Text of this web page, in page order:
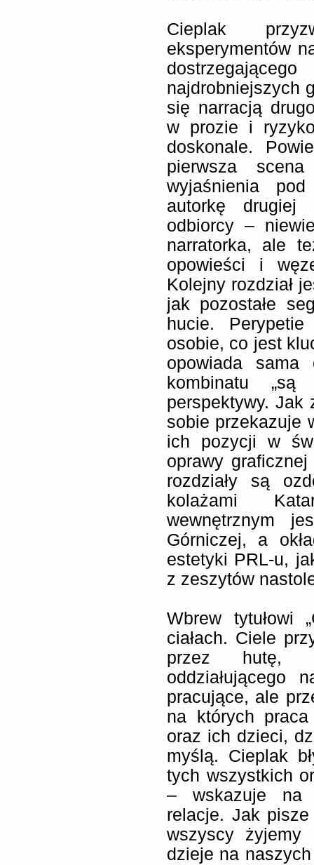
Cieplak
eksperymentów
najdrobniejszych
się narracją
w prozie i
doskonale.
pierwsza
wyjaśnienia
autorkę drugiej
odbiorcy –
narratorka, ale
opowieści i
Kolejny rozdział
jak pozostałe
hucie.
osobie, co jest
opowiada sama
kombinatu „są
perspektywy. Jak
sobie przekazuje
ich pozycji w
oprawy
rozdziały są
kolażami
wewnętrznym
Górniczej, a
estetyki PRL-u,
z zeszytów
Wbrew tytułowi
ciałach. Ciele
przez hutę,
oddziałującego
pracujące, ale
na których praca
oraz ich dzieci,
myślą. Cieplak
tych wszystkich
– wskazuje na
relacje. Jak
wszyscy
dzieje na